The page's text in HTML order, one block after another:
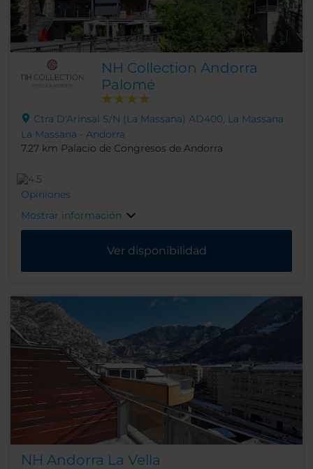
NH Collection Andorra
Palomé
Ctra D'Arinsal S/N (La Massana) AD400, La Massana
La Massana - Andorra
7.27 km Palacio de Congresos de Andorra
Opiniones
Mostrar información
Ver disponibilidad
NH Andorra La Vella